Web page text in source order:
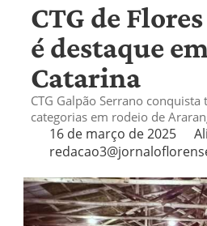
CTG de
é destaque
Catarina
CTG Galpão Serrano
categorias em rodeio de
16 de março de 2025